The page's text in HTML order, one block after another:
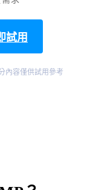
試用
內容僅供試用參考